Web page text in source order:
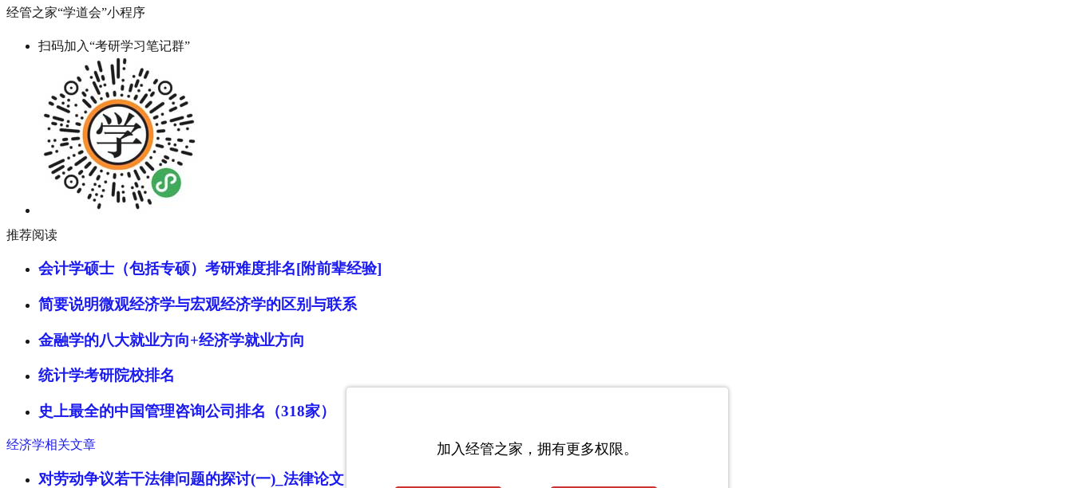
经管之家“学道会”小程序
扫码加入“考研学习笔记群”
推荐阅读
会计学硕士（包括专硕）考研难度排名[附前辈经验]
简要说明微观经济学与宏观经济学的区别与联系
金融学的八大就业方向+经济学就业方向
统计学考研院校排名
史上最全的中国管理咨询公司排名（318家）
经济学相关文章
对劳动争议若干法律问题的探讨(一)_法律论文
加入经管之家，拥有更多权限。